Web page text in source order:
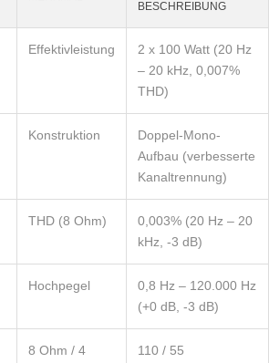
BESCHREIBUNG
Effektivleistung
2 x 100 Watt (20 Hz
– 20 kHz, 0,007%
THD)
Konstruktion
Doppel-Mono-
Aufbau (verbesserte
Kanaltrennung)
THD (8 Ohm)
0,003% (20 Hz – 20
kHz, -3 dB)
Hochpegel
0,8 Hz – 120.000 Hz
(+0 dB, -3 dB)
8 Ohm / 4
110 / 55